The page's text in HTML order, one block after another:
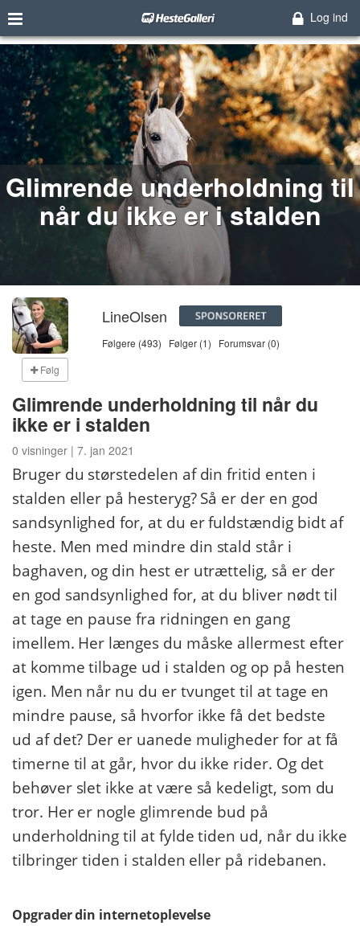
Log ind
Glimrende underholdning til
når du ikke er i stalden
Følg
LineOlsen
Følgere (493) Følger (1) Forumsvar (0)
Glimrende underholdning til når du
ikke er i stalden
0 visninger | 7. jan 2021
Bruger du størstedelen af din fritid enten i
stalden eller på hesteryg? Så er der en god
sandsynlighed for, at du er fuldstændig bidt af
heste. Men med mindre din stald står i
baghaven, og din hest er utrættelig, så er der
en god sandsynlighed for, at du bliver nødt til
at tage en pause fra ridningen en gang
imellem. Her længes du måske allermest efter
at komme tilbage ud i stalden og op på hesten
igen. Men når nu du er tvunget til at tage en
mindre pause, så hvorfor ikke få det bedste
ud af det? Der er uanede muligheder for at få
timerne til at går, hvor du ikke rider. Og det
behøver slet ikke at være så kedeligt, som du
tror. Her er nogle glimrende bud på
underholdning til at fylde tiden ud, når du ikke
tilbringer tiden i stalden eller på ridebanen.
Opgrader din internetoplevelse